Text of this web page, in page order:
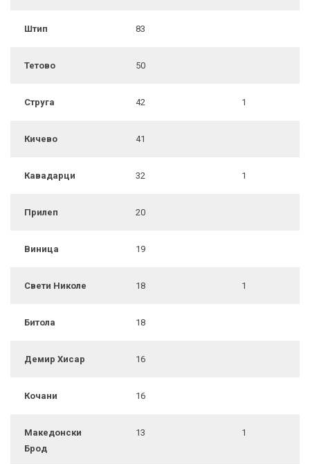
Штип 83
Тетово 50
Струга 42 1
Кичево 41
Кавадарци 32 1
Прилеп 20
Виница 19
Свети Николе 18 1
Битола 18
Демир Хисар 16
Кочани 16
Македонски
Брод
13 1